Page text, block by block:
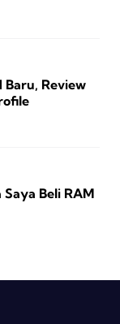
Review
Beli RAM